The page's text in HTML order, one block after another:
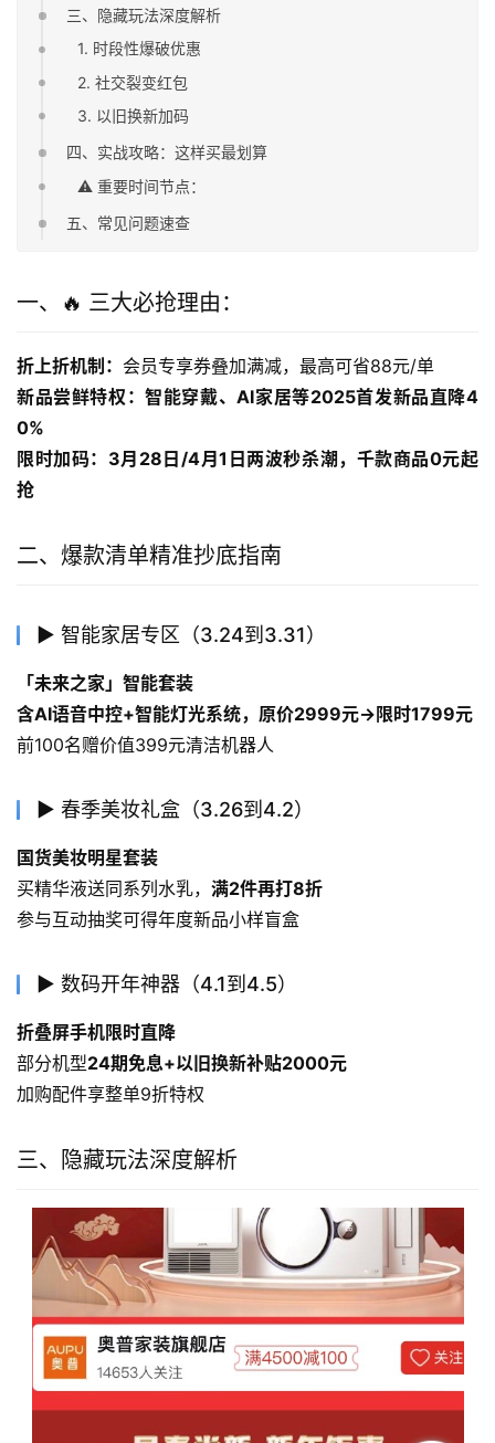
三、隐藏玩法深度解析
1. 时段性爆破优惠
2. 社交裂变红包
3. 以旧换新加码
四、实战攻略：这样买最划算
⚠️ 重要时间节点：
五、常见问题速查
一、🔥 三大必抢理由：
折上折机制： 会员专享券叠加满减，最高可省88元/单
新品尝鲜特权：智能穿戴、AI家居等2025首发新品直降4
0%
限时加码：3月28日/4月1日两波秒杀潮，千款商品0元起
抢
二、爆款清单精准抄底指南
▶ 智能家居专区（3.24到3.31）
「未来之家」智能套装
含AI语音中控+智能灯光系统，原价2999元→限时1799元
前100名赠价值399元清洁机器人
▶ 春季美妆礼盒（3.26到4.2）
国货美妆明星套装
买精华液送同系列水乳， 满2件再打8折
参与互动抽奖可得年度新品小样盲盒
▶ 数码开年神器（4.1到4.5）
折叠屏手机限时直降
部分机型24期免息+以旧换新补贴2000元
加购配件享整单9折特权
三、隐藏玩法深度解析